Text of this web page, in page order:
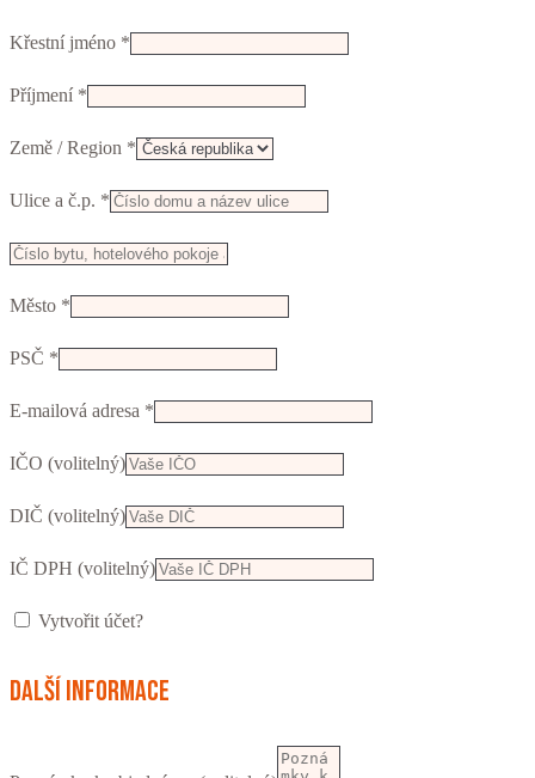
Křestní jméno *
Příjmení *
Země / Region *
Ulice a č.p. *
Např.
vchodu,
firma,
Město *
PSČ *
E-mailová adresa *
IČO (volitelný)
DIČ (volitelný)
IČ DPH (volitelný)
Vytvořit účet?
Další informace